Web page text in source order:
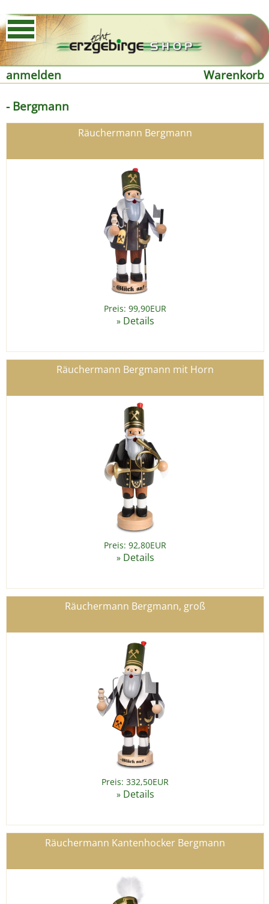
anmelden
Warenkorb
- Bergmann
Räuchermann Bergmann
Preis: 99,90EUR
» Details
Räuchermann Bergmann mit Horn
Preis: 92,80EUR
» Details
Räuchermann Bergmann, groß
Preis: 332,50EUR
» Details
Räuchermann Kantenhocker Bergmann